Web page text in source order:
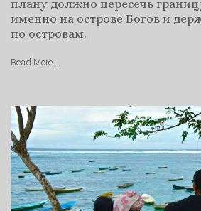
плану должно пересечь
именно на острове Богов и
по островам.
Read More …